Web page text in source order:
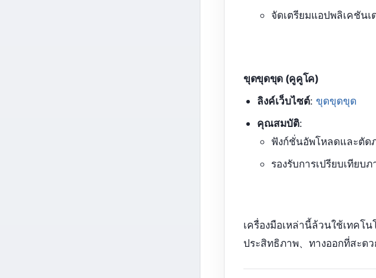
จัดเตรียมแอปพลิเคชันเ
ขุดขุดขุด (คูคูโค)
ลิงค์เว็บไซต์: ขุดขุดขุด
คุณสมบัติ:
ฟังก์ชั่นอัพโหลดและตัด
รองรับการเปรียบเทียบภ
เครื่องมือเหล่านี้ล้วนใช้เทคโ
ประสิทธิภาพ、ทางออกที่สะด